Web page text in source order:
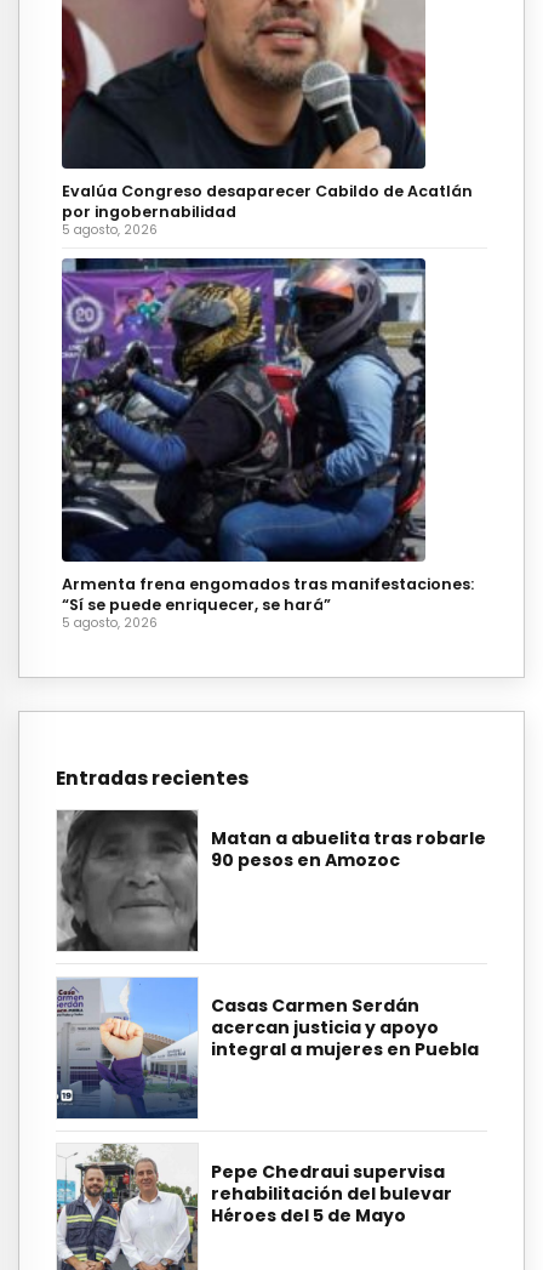
Evalúa Congreso desaparecer Cabildo de Acatlán
por ingobernabilidad
5 agosto, 2026
Armenta frena engomados tras manifestaciones:
“Sí se puede enriquecer, se hará”
5 agosto, 2026
Entradas recientes
Matan a abuelita tras robarle
90 pesos en Amozoc
Casas Carmen Serdán
acercan justicia y apoyo
integral a mujeres en Puebla
Pepe Chedraui supervisa
rehabilitación del bulevar
Héroes del 5 de Mayo